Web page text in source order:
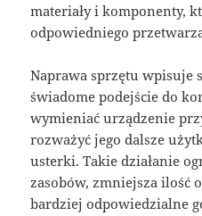
materiały i komponenty,
odpowiedniego
Naprawa sprzętu wpisuje
świadome podejście do
wymieniać urządzenie
rozważyć jego dalsze
usterki. Takie działanie
zasobów, zmniejsza ilość
bardziej odpowiedzialne